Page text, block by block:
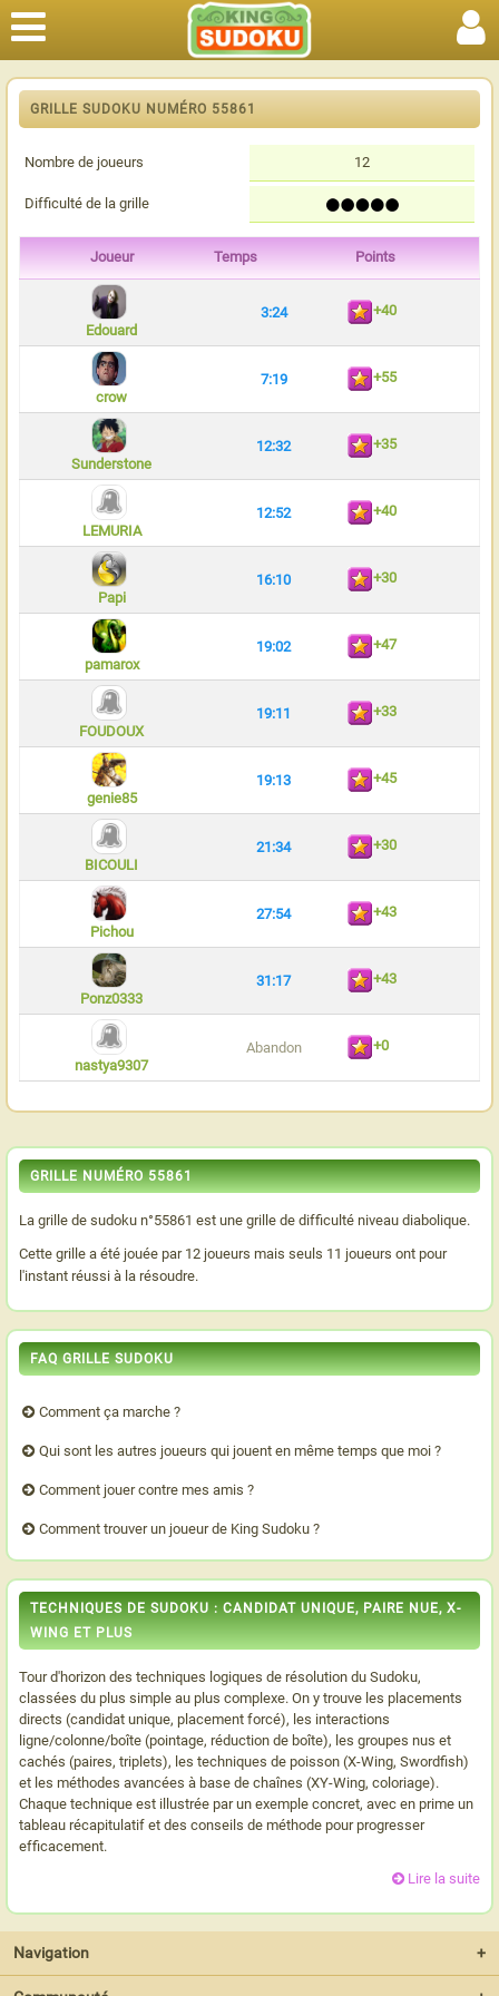
GRILLE SUDOKU NUMÉRO 55861
Nombre de joueurs 12
Difficulté de la grille
Joueur Temps Points
Edouard
3:24 +40
crow
7:19 +55
Sunderstone
12:32 +35
LEMURIA
12:52 +40
Papi
16:10 +30
pamarox
19:02 +47
FOUDOUX
19:11 +33
genie85
19:13 +45
BICOULI
21:34 +30
Pichou
27:54 +43
Ponz0333
31:17 +43
nastya9307
Abandon +0
GRILLE NUMÉRO 55861
La grille de sudoku n°55861 est une grille de difficulté niveau diabolique.
Cette grille a été jouée par 12 joueurs mais seuls 11 joueurs ont pour
l'instant réussi à la résoudre.
FAQ GRILLE SUDOKU
Comment ça marche ?
Qui sont les autres joueurs qui jouent en même temps que moi ?
Comment jouer contre mes amis ?
Comment trouver un joueur de King Sudoku ?
TECHNIQUES DE SUDOKU : CANDIDAT UNIQUE, PAIRE NUE, X-
WING ET PLUS
Tour d'horizon des techniques logiques de résolution du Sudoku,
classées du plus simple au plus complexe. On y trouve les placements
directs (candidat unique, placement forcé), les interactions
ligne/colonne/boîte (pointage, réduction de boîte), les groupes nus et
cachés (paires, triplets), les techniques de poisson (X-Wing, Swordfish)
et les méthodes avancées à base de chaînes (XY-Wing, coloriage).
Chaque technique est illustrée par un exemple concret, avec en prime un
tableau récapitulatif et des conseils de méthode pour progresser
efficacement.
Lire la suite
Navigation +